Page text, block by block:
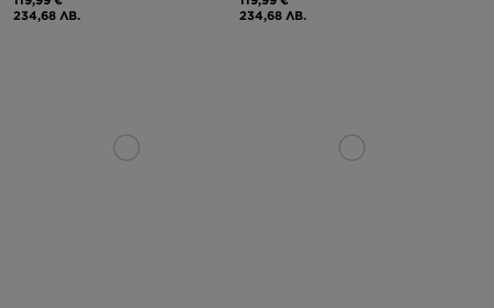
234,68 ЛВ.
234,68 ЛВ.